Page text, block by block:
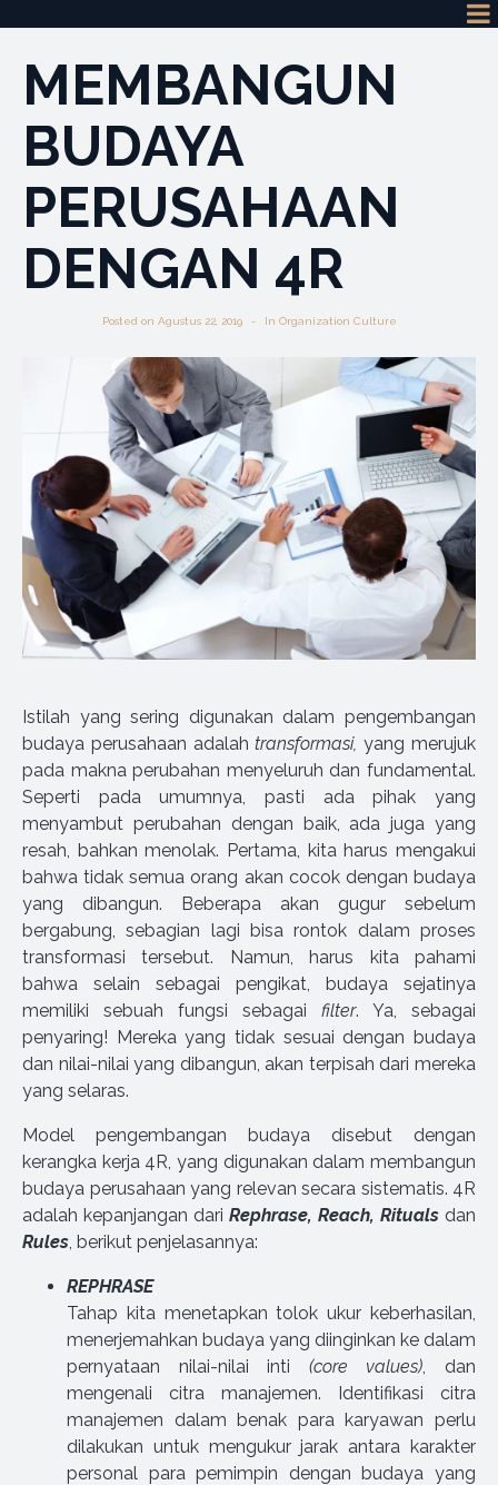
MEMBANGUN
BUDAYA
PERUSAHAAN
DENGAN 4R
Posted on Agustus 22, 2019 In Organization Culture
Istilah yang sering digunakan dalam pengembangan
budaya perusahaan adalahtransformasi,yang merujuk
pada makna perubahan menyeluruh dan fundamental.
Seperti pada umumnya, pasti ada pihak yang
menyambut perubahan dengan baik, ada juga yang
resah, bahkan menolak. Pertama, kita harus mengakui
bahwa tidak semua orang akan cocok dengan budaya
yang dibangun. Beberapa akan gugur sebelum
bergabung, sebagian lagi bisa rontok dalam proses
transformasi tersebut. Namun, harus kita pahami
bahwa selain sebagai pengikat, budaya sejatinya
memiliki sebuah fungsi sebagai filter. Ya, sebagai
penyaring! Mereka yang tidak sesuai dengan budaya
dan nilai-nilai yang dibangun, akan terpisah dari mereka
yang selaras.
Model pengembangan budaya disebut dengan
kerangka kerja 4R, yang digunakan dalam membangun
budaya perusahaan yang relevan secara sistematis. 4R
adalah kepanjangan dari Rephrase, Reach, Rituals dan
Rules, berikut penjelasannya:
REPHRASE
Tahap kita menetapkan tolok ukur keberhasilan,
menerjemahkan budaya yang diinginkan ke dalam
pernyataan nilai-nilai inti (core values), dan
mengenali citra manajemen. Identifikasi citra
manajemen dalam benak para karyawan perlu
dilakukan untuk mengukur jarak antara karakter
personal para pemimpin dengan budaya yang